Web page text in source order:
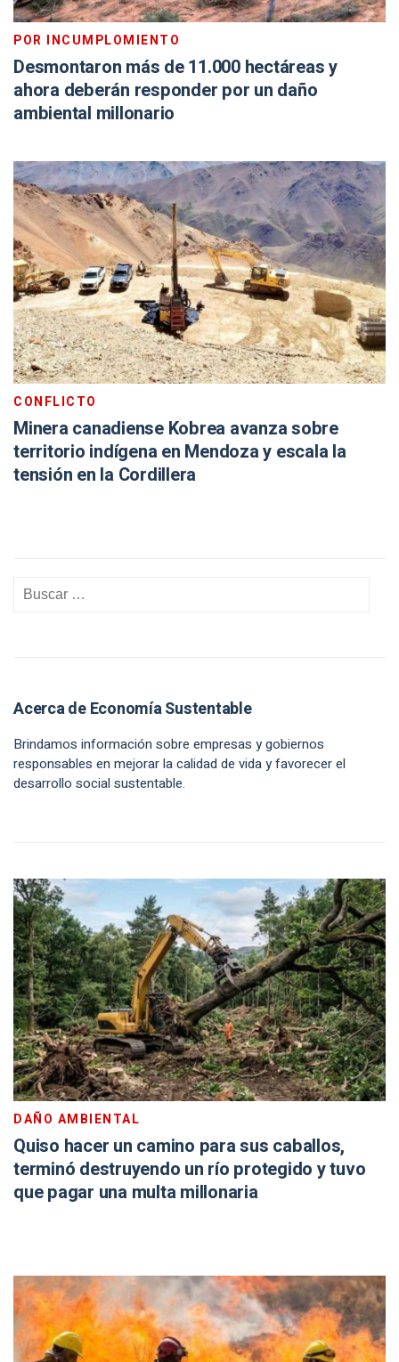
POR INCUMPLOMIENTO
Desmontaron más de 11.000 hectáreas y
ahora deberán responder por un daño
ambiental millonario
CONFLICTO
Minera canadiense Kobrea avanza sobre
territorio indígena en Mendoza y escala la
tensión en la Cordillera
Acerca de Economía Sustentable
Brindamos información sobre empresas y gobiernos
responsables en mejorar la calidad de vida y favorecer el
desarrollo social sustentable.
DAÑO AMBIENTAL
Quiso hacer un camino para sus caballos,
terminó destruyendo un río protegido y tuvo
que pagar una multa millonaria